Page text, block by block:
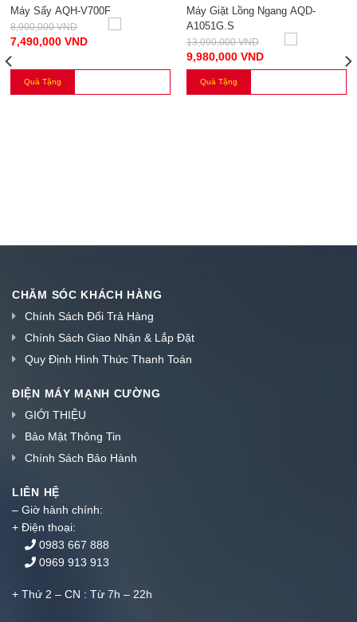
Máy Sấy AQH-V700F
8,900,000VND
7,490,000 VND
Quà Tặng
NGANG AQD-A1051G.S
Máy Giặt Lồng Ngang AQD-
A1051G.S
13,090,000VND
9,980,000 VND
Quà Tặng
CHĂM SÓC KHÁCH HÀNG
Chính Sách Đổi Trả Hàng
Chính Sách Giao Nhận & Lắp Đặt
Quy Định Hình Thức Thanh Toán
ĐIỆN MÁY MẠNH CƯỜNG
GIỚI THIỆU
Bảo Mật Thông Tin
Chính Sách Bảo Hành
LIÊN HỆ
– Giờ hành chính:
+ Điện thoại:
0983 667 888
0969 913 913
+ Thứ 2 – CN : Từ 7h – 22h